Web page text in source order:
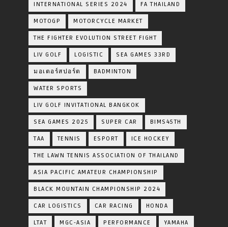
INTERNATIONAL SERIES 2024 FA THAILAND
MOTOGP MOTORCYCLE MARKET
THE FIGHTER EVOLUTION STREET FIGHT
LIV GOLF LOGISTIC SEA GAMES 33RD
มอเตอร์สปอร์ต BADMINTON
WATER SPORTS
LIV GOLF INVITATIONAL BANGKOK
SEA GAMES 2025 SUPER CAR BIMS45TH
TAA TENNIS ESPORT ICE HOCKEY
THE LAWN TENNIS ASSOCIATION OF THAILAND
ASIA PACIFIC AMATEUR CHAMPIONSHIP
BLACK MOUNTAIN CHAMPIONSHIP 2024
CAR LOGISTICS CAR RACING HONDA
LTAT MGC-ASIA PERFORMANCE YAMAHA